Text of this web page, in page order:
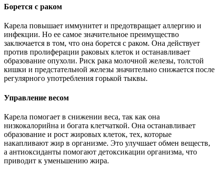
Борется с раком
Карела повышает иммунитет и предотвращает аллергию и
инфекции. Но ее самое значительное преимущество
заключается в том, что она борется с раком. Она действует
против пролиферации раковых клеток и останавливает
образование опухоли. Риск рака молочной железы, толстой
кишки и предстательной железы значительно снижается после
регулярного употребления горькой тыквы.
Управление весом
Карела помогает в снижении веса, так как она
низкокалорийна и богата клетчаткой. Она останавливает
образование и рост жировых клеток, тех, которые
накапливают жир в организме. Это улучшает обмен веществ,
а антиоксиданты помогают детоксикации организма, что
приводит к уменьшению жира.